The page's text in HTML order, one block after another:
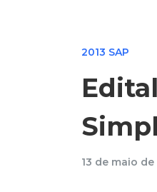
2013 SAP
13 de maio de